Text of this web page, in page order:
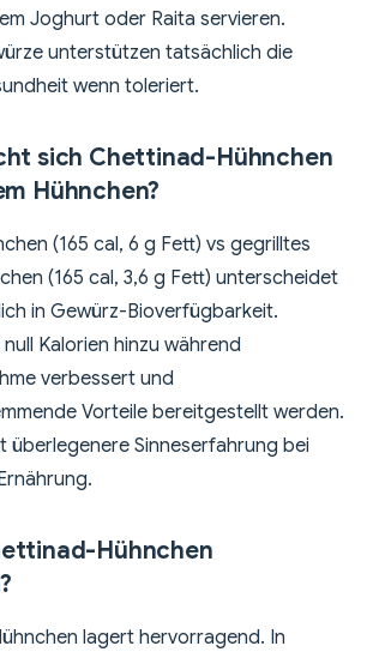
Joghurt oder Raita servieren.
unterstützen tatsächlich die
wenn toleriert.
sich Chettinad-Hühnchen
Hühnchen?
(165 cal, 6 g Fett) vs gegrilltes
(165 cal, 3,6 g Fett) unterscheidet
in Gewürz-Bioverfügbarkeit.
Kalorien hinzu während
verbessert und
Vorteile bereitgestellt werden.
überlegenere Sinneserfahrung bei
Hühnchen
lagert hervorragend. In